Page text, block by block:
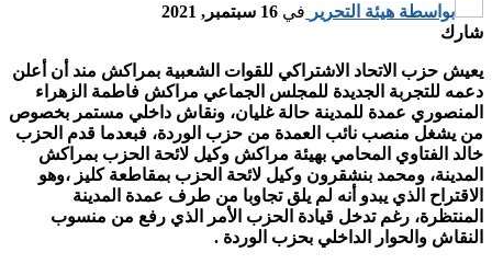
بواسطة هيئة التحرير في 16 سبتمبر, 2021
شارك
يعيش حزب الاتحاد الاشتراكي للقوات الشعبية بمراكش مند أن أعلن
دعمه للتجربة الجديدة للمجلس الجماعي مراكش فاطمة الزهراء
المنصوري عمدة للمدينة حالة غليان، ونقاش داخلي مستمر بخصوص
من يشغل منصب نائب العمدة من حزب الوردة، فبعدما قدم الحزب
خالد الفتاوي المحامي بهيئة مراكش وكيل لائحة الحزب بمراكش
المدينة، ومحمد بنشقرون وكيل لائحة الحزب بمقاطعة كليز ،وهو
الاقتراح الذي يبدو أنه لم يلق تجاوبا من طرف عمدة المدينة
المنتظرة، رغم تدخل قيادة الحزب الأمر الذي رفع من منسوب
النقاش والحوار الداخلي بحزب الوردة .